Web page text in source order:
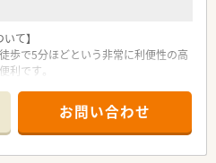
≫
方、ブランクのある方
周りに質問できる環境で働きたい方
えて、転勤や育児に理解のある環境
て】
歩で5分ほどという非常に利便性の高
です。
基本を学びたい未経験の方にも最適
1名の体制で、事務スタッフとも緊
おります。
お問い合わせ